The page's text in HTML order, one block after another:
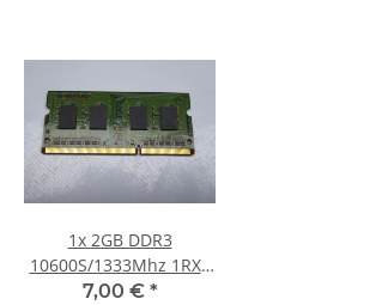
1x 2GB DDR3
10600S/1333Mhz 1RX8
Notebook SO-DIMM
7,00 € *